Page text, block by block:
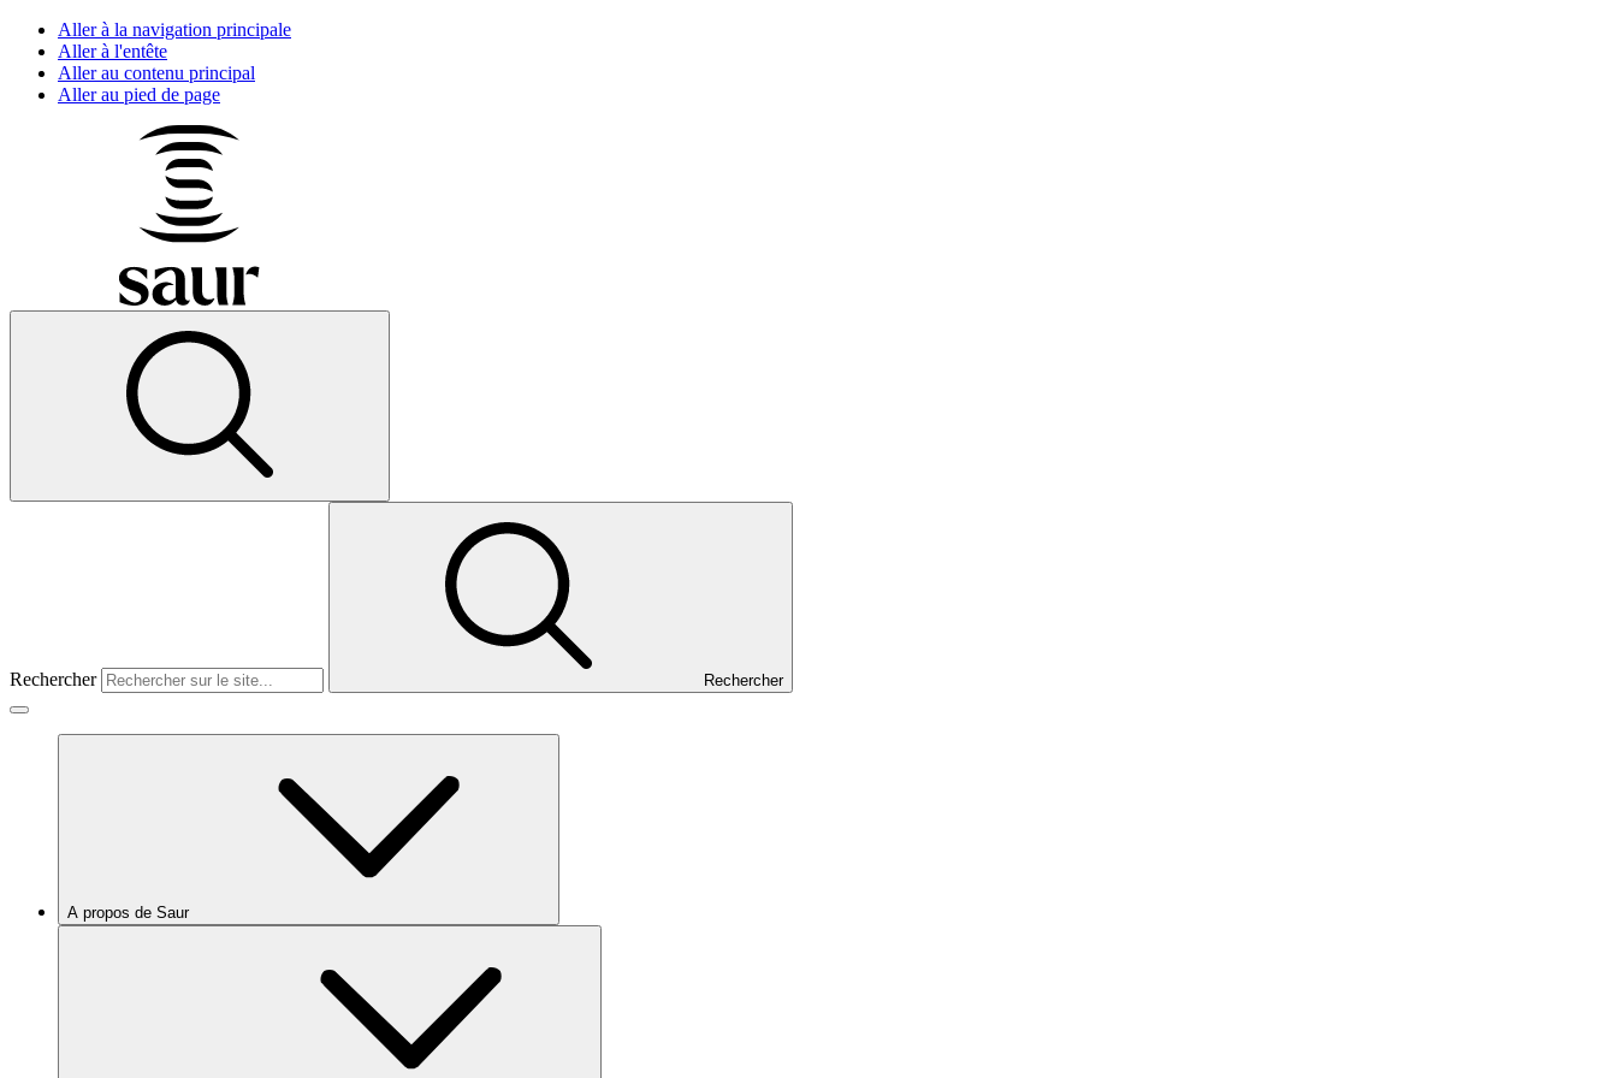
Aller à la navigation principale
Aller à l'entête
Aller au contenu principal
Aller au pied de page
Rechercher Rechercher
A propos de Saur